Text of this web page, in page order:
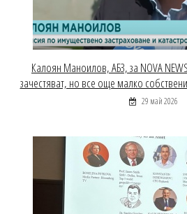
Калоян Маноилов, АБЗ, за NOVA
зачестяват, но все още малко
29 май 2026